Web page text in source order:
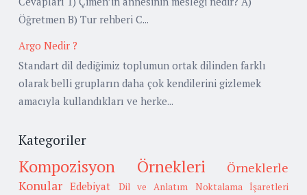
Öğretmen B) Tur rehberi C...
Argo Nedir ?
Standart dil dediğimiz toplumun ortak dilinden farklı
olarak belli grupların daha çok kendilerini gizlemek
amacıyla kullandıkları ve herke...
Kategoriler
Kompozisyon Örnekleri
Örneklerle
Konular Edebiyat Dil ve Anlatım
Noktalama İşaretleri